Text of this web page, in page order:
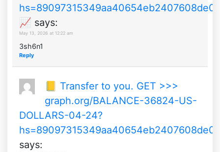
📈 says:
May 13, 2026 at 12:22 am
3sh6n1
Reply
📒 Transfer to you. GET >>>
graph.org/BALANCE-36824-US-
DOLLARS-04-24?
says: